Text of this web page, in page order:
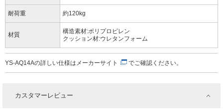
耐荷重 約120kg
材質
構造素材:ポリプロピレン
クッション材:ウレタンフォーム
YS-AQ14Aの詳しい仕様は メーカーサイト でご確認ください。
カスタマーレビュー